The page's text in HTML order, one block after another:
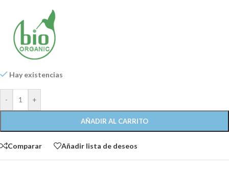
Hay existencias
- +
AÑADIR AL CARRITO
Comparar Añadir lista de deseos